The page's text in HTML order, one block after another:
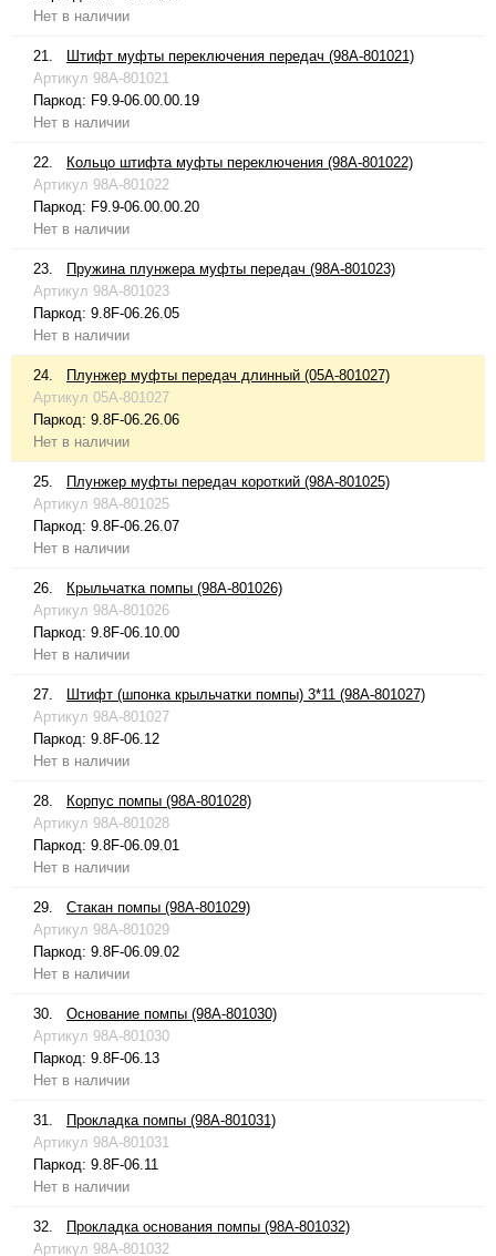
Нет в наличии
21.
Штифт муфты переключения передач (98A-801021)
Артикул 98A-801021
Паркод: F9.9-06.00.00.19
Нет в наличии
22.
Кольцо штифта муфты переключения (98A-801022)
Артикул 98A-801022
Паркод: F9.9-06.00.00.20
Нет в наличии
23.
Пружина плунжера муфты передач (98A-801023)
Артикул 98A-801023
Паркод: 9.8F-06.26.05
Нет в наличии
24.
Плунжер муфты передач длинный (05A-801027)
Артикул 05A-801027
Паркод: 9.8F-06.26.06
Нет в наличии
25.
Плунжер муфты передач короткий (98A-801025)
Артикул 98A-801025
Паркод: 9.8F-06.26.07
Нет в наличии
26.
Крыльчатка помпы (98A-801026)
Артикул 98A-801026
Паркод: 9.8F-06.10.00
Нет в наличии
27.
Штифт (шпонка крыльчатки помпы) 3*11 (98A-801027)
Артикул 98A-801027
Паркод: 9.8F-06.12
Нет в наличии
28.
Корпус помпы (98A-801028)
Артикул 98A-801028
Паркод: 9.8F-06.09.01
Нет в наличии
29.
Стакан помпы (98A-801029)
Артикул 98A-801029
Паркод: 9.8F-06.09.02
Нет в наличии
30.
Основание помпы (98A-801030)
Артикул 98A-801030
Паркод: 9.8F-06.13
Нет в наличии
31.
Прокладка помпы (98A-801031)
Артикул 98A-801031
Паркод: 9.8F-06.11
Нет в наличии
32.
Прокладка основания помпы (98A-801032)
Артикул 98A-801032